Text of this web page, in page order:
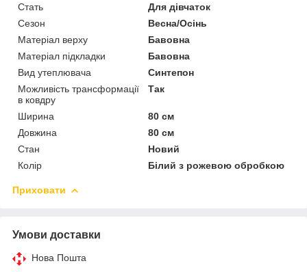
Стать
Для дівчаток
Сезон
Весна/Осінь
Матеріал верху
Бавовна
Матеріал підкладки
Бавовна
Вид утеплювача
Синтепон
Можливість трансформації
в ковдру
Так
Ширина
80 см
Довжина
80 см
Стан
Новий
Колір
Білий з рожевою обробкою
Приховати
Умови доставки
Нова Пошта